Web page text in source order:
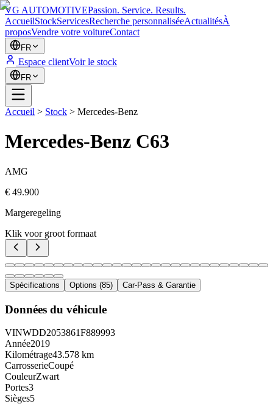
VG AUTOMOTIVEPassion. Service. Results.
AccueilStockServicesRecherche personnaliséeActualitésÀ
proposVendre votre voitureContact
FR
Espace clientVoir le stock
FR
Accueil > Stock > Mercedes-Benz
Mercedes-Benz C63
AMG
€ 49.900
Margeregeling
Klik voor groot formaat
Spécifications Options (85) Car-Pass & Garantie
Données du véhicule
VINWDD2053861F889993
Année2019
Kilométrage43.578 km
CarrosserieCoupé
CouleurZwart
Portes3
Sièges5